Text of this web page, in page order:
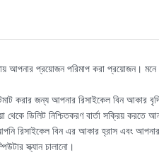
আপনার প্রয়োজন পরিমাপ করা প্রয়োজন।
করার জন্য আপনার রিসাইকেল বিন আকার
ডিলিট নিশ্চিতকরণ বার্তা সক্রিয় করতে
রিসাইকেল বিন এর আকার হ্রাস এবং
স্ক্যান চালানো।